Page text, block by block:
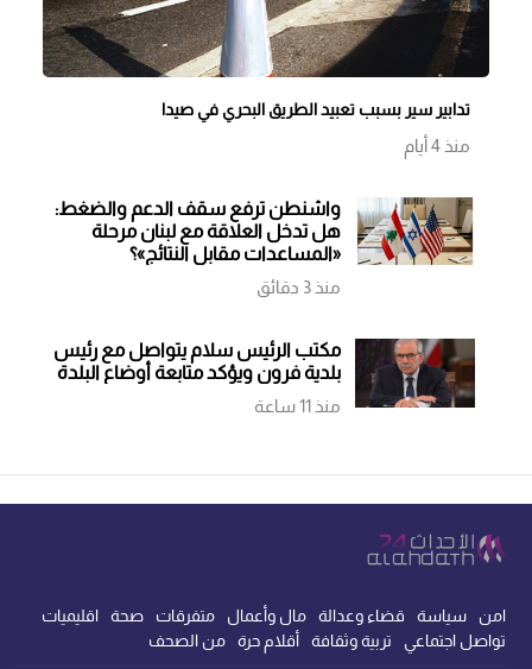
تدابير سير بسبب تعبيد الطريق البحري في صيدا
منذ 4 أيام
واشنطن ترفع سقف الدعم والضغط:
هل تدخل العلاقة مع لبنان مرحلة
«المساعدات مقابل النتائج»؟
منذ 3 دقائق
مكتب الرئيس سلام يتواصل مع رئيس
بلدية فرون ويؤكد متابعة أوضاع البلدة
منذ 11 ساعة
امن سياسة قضاء وعدالة مال وأعمال متفرقات صحة
اقليميات
تواصل اجتماعي
تربية وثقافة أقلام حرة من الصحف